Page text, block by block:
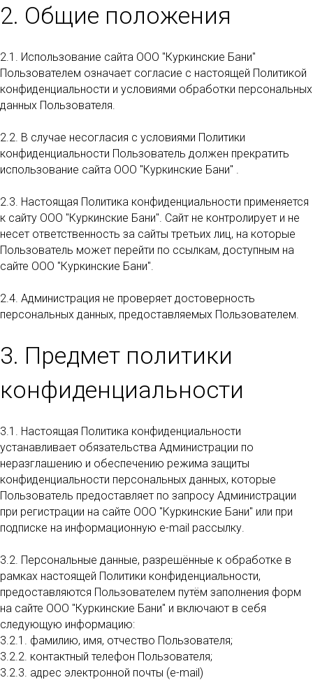
2. Общие положения
2.1. Использование сайта ООО "Куркинские Бани"
Пользователем означает согласие с настоящей Политикой
конфиденциальности и условиями обработки персональных
данных Пользователя.
2.2. В случае несогласия с условиями Политики
конфиденциальности Пользователь должен прекратить
использование сайта ООО "Куркинские Бани" .
2.3. Настоящая Политика конфиденциальности применяется
к сайту ООО "Куркинские Бани". Сайт не контролирует и не
несет ответственность за сайты третьих лиц, на которые
Пользователь может перейти по ссылкам, доступным на
сайте ООО "Куркинские Бани".
2.4. Администрация не проверяет достоверность
персональных данных, предоставляемых Пользователем.
3. Предмет политики
конфиденциальности
3.1. Настоящая Политика конфиденциальности
устанавливает обязательства Администрации по
неразглашению и обеспечению режима защиты
конфиденциальности персональных данных, которые
Пользователь предоставляет по запросу Администрации
при регистрации на сайте ООО "Куркинские Бани" или при
подписке на информационную e-mail рассылку.
3.2. Персональные данные, разрешённые к обработке в
рамках настоящей Политики конфиденциальности,
предоставляются Пользователем путём заполнения форм
на сайте ООО "Куркинские Бани" и включают в себя
следующую информацию:
3.2.1. фамилию, имя, отчество Пользователя;
3.2.2. контактный телефон Пользователя;
3.2.3. адрес электронной почты (e-mail)